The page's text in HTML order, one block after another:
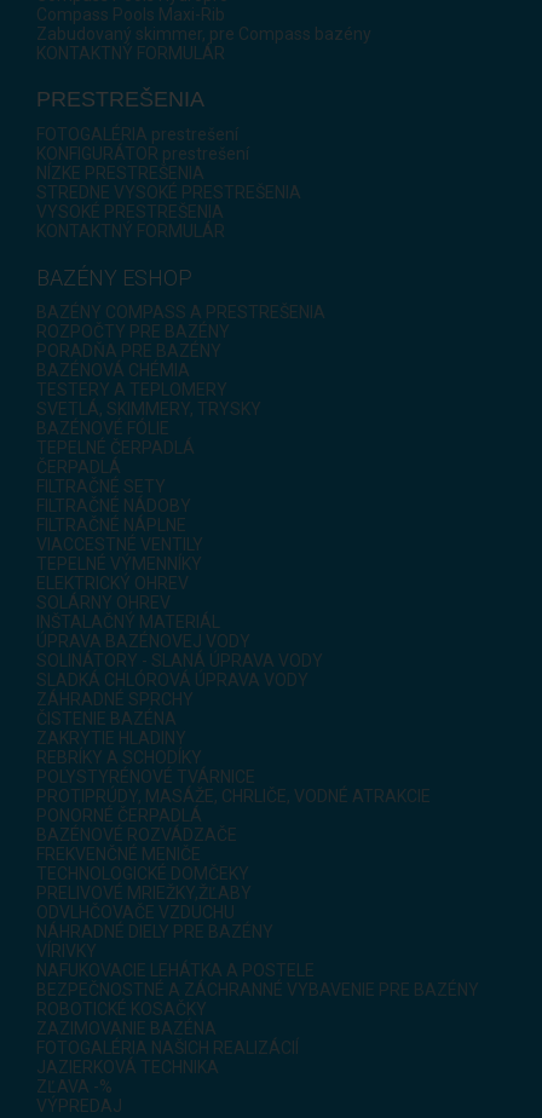
Compass Pools Maxi-Rib
Zabudovaný skimmer, pre Compass bazény
KONTAKTNÝ FORMULÁR
PRESTREŠENIA
FOTOGALÉRIA prestrešení
KONFIGURÁTOR prestrešení
NÍZKE PRESTREŠENIA
STREDNE VYSOKÉ PRESTREŠENIA
VYSOKÉ PRESTREŠENIA
KONTAKTNÝ FORMULÁR
BAZÉNY ESHOP
BAZÉNY COMPASS A PRESTREŠENIA
ROZPOČTY PRE BAZÉNY
PORADŇA PRE BAZÉNY
BAZÉNOVÁ CHÉMIA
TESTERY A TEPLOMERY
SVETLÁ, SKIMMERY, TRYSKY
BAZÉNOVÉ FÓLIE
TEPELNÉ ČERPADLÁ
ČERPADLÁ
FILTRAČNÉ SETY
FILTRAČNÉ NÁDOBY
FILTRAČNÉ NÁPLNE
VIACCESTNÉ VENTILY
TEPELNÉ VÝMENNÍKY
ELEKTRICKÝ OHREV
SOLÁRNY OHREV
INŠTALAČNÝ MATERIÁL
ÚPRAVA BAZÉNOVEJ VODY
SOLINÁTORY - SLANÁ ÚPRAVA VODY
SLADKÁ CHLÓROVÁ ÚPRAVA VODY
ZÁHRADNÉ SPRCHY
ČISTENIE BAZÉNA
ZAKRYTIE HLADINY
REBRÍKY A SCHODÍKY
POLYSTYRÉNOVÉ TVÁRNICE
PROTIPRÚDY, MASÁŽE, CHRLIČE, VODNÉ ATRAKCIE
PONORNÉ ČERPADLÁ
BAZÉNOVÉ ROZVÁDZAČE
FREKVENČNÉ MENIČE
TECHNOLOGICKÉ DOMČEKY
PRELIVOVÉ MRIEŽKY,ŽĽABY
ODVLHČOVAČE VZDUCHU
NÁHRADNÉ DIELY PRE BAZÉNY
VÍRIVKY
NAFUKOVACIE LEHÁTKA A POSTELE
BEZPEČNOSTNÉ A ZÁCHRANNÉ VYBAVENIE PRE BAZÉNY
ROBOTICKÉ KOSAČKY
ZAZIMOVANIE BAZÉNA
FOTOGALÉRIA NAŠICH REALIZÁCIÍ
JAZIERKOVÁ TECHNIKA
ZĽAVA -%
VÝPREDAJ